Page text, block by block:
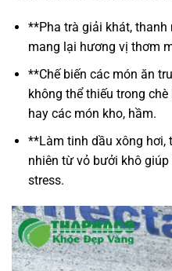
**Pha trà giải khát,
mang lại hương vị thơm
**Chế biến các món ăn
không thể thiếu trong
hay các món kho, hầm.
**Làm tinh dầu xông
nhiên từ vỏ bưởi khô
stress.